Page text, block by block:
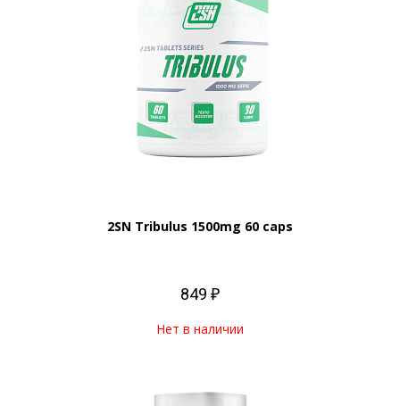
2SN Tribulus 1500mg 60 caps
849 ₽
Нет в наличии